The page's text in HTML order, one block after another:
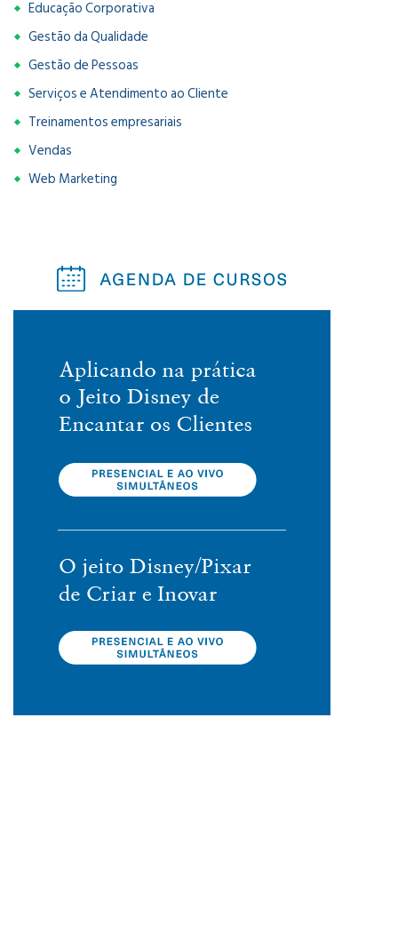
Educação Corporativa
Gestão da Qualidade
Gestão de Pessoas
Serviços e Atendimento ao Cliente
Treinamentos empresariais
Vendas
Web Marketing